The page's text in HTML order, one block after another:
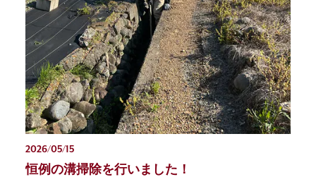
2026/05/15
恒例の溝掃除を行いました！